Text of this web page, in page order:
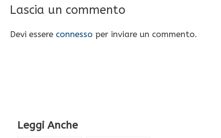
Lascia un commento
Devi essere connesso per inviare un commento.
Leggi Anche